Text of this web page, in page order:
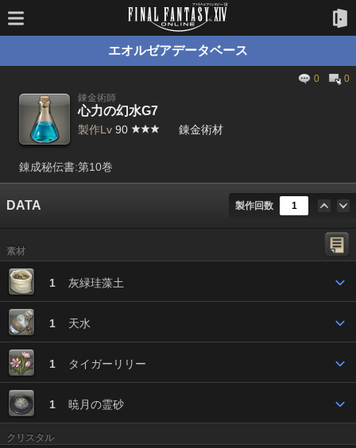
エオルゼアデータベース
0
0
錬金術師
心力の幻水G7
製作Lv 90 錬金術材
錬成秘伝書:第10巻
DATA 製作回数
素材
1 灰緑珪藻土
1 天水
1 タイガーリリー
1 暁月の霊砂
クリスタル